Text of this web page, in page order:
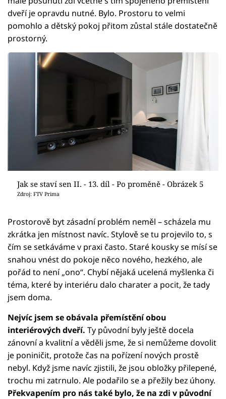
dveří je opravdu nutné. Bylo. Prostoru to velmi
pomohlo a dětský pokoj přitom zůstal stále dostatečně
prostorný.
Jak se staví sen II. - 13. díl - Po proměně - Obrázek 5
Zdroj: FTV Prima
Prostorově byt zásadní problém neměl – scházela mu
zkrátka jen místnost navíc. Stylově se tu projevilo to, s
čím se setkáváme v praxi často. Staré kousky se mísí se
snahou vnést do pokoje něco nového, hezkého, ale
pořád to není „ono“. Chybí nějaká ucelená myšlenka či
téma, které by interiéru dalo charater a pocit, že tady
jsem doma.
Nejvíc jsem se obávala přemístění obou
interiérových dveří. Ty původní byly ještě docela
zánovní a kvalitní a věděli jsme, že si nemůžeme dovolit
je poniničit, protože čas na pořízení nových prostě
nebyl. Když jsme navíc zjistili, že jsou obložky přilepené,
trochu mi zatrnulo. Ale podařilo se a přežily bez úhony.
Překvapením pro nás také bylo, že na zdi v původní